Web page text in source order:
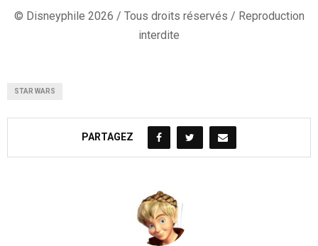
© Disneyphile 2026 / Tous droits réservés / Reproduction
interdite
STAR WARS
PARTAGEZ